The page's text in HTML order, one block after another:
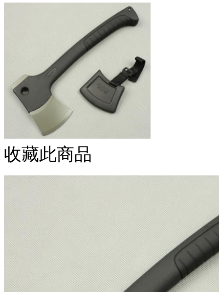
收藏此商品